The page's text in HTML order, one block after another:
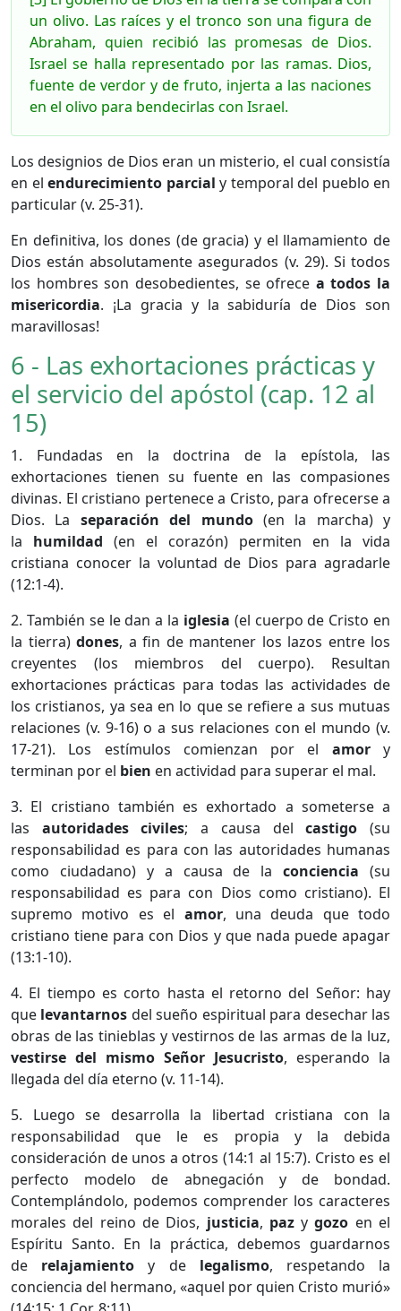
un olivo. Las raíces y el tronco son una figura de
Abraham, quien recibió las promesas de Dios.
Israel se halla representado por las ramas. Dios,
fuente de verdor y de fruto, injerta a las naciones
en el olivo para bendecirlas con Israel.
Los designios de Dios eran un misterio, el cual consistía
en el endurecimiento parcial y temporal del pueblo en
particular (v. 25-31).
En definitiva, los dones (de gracia) y el llamamiento de
Dios están absolutamente asegurados (v. 29). Si todos
los hombres son desobedientes, se ofrece a todos la
misericordia. ¡La gracia y la sabiduría de Dios son
maravillosas!
6 - Las exhortaciones prácticas y
el servicio del apóstol (cap. 12 al
15)
1. Fundadas en la doctrina de la epístola, las
exhortaciones tienen su fuente en las compasiones
divinas. El cristiano pertenece a Cristo, para ofrecerse a
Dios. La separación del mundo(en la marcha) y
la humildad (en el corazón) permiten en la vida
cristiana conocer la voluntad de Dios para agradarle
(12:1-4).
2. También se le dan a la iglesia (el cuerpo de Cristo en
la tierra) dones, a fin de mantener los lazos entre los
creyentes (los miembros del cuerpo). Resultan
exhortaciones prácticas para todas las actividades de
los cristianos, ya sea en lo que se refiere a sus mutuas
relaciones (v. 9-16) o a sus relaciones con el mundo (v.
17-21). Los estímulos comienzan por el amory
terminan por el bien en actividad para superar el mal.
3. El cristiano también es exhortado a someterse a
las autoridades civiles; a causa delcastigo (su
responsabilidad es para con las autoridades humanas
como ciudadano) y a causa de laconciencia (su
responsabilidad es para con Dios como cristiano). El
supremo motivo es el amor, una deuda que todo
cristiano tiene para con Dios y que nada puede apagar
(13:1-10).
4. El tiempo es corto hasta el retorno del Señor: hay
que levantarnos del sueño espiritual para desechar las
obras de las tinieblas y vestirnos de las armas de la luz,
vestirse del mismo Señor Jesucristo, esperando la
llegada del día eterno (v. 11-14).
5. Luego se desarrolla la libertad cristiana con la
responsabilidad que le es propia y la debida
consideración de unos a otros (14:1 al 15:7). Cristo es el
perfecto modelo de abnegación y de bondad.
Contemplándolo, podemos comprender los caracteres
morales del reino de Dios, justicia, pazygozo en el
Espíritu Santo. En la práctica, debemos guardarnos
de relajamiento y de legalismo, respetando la
conciencia del hermano, «aquel por quien Cristo murió»